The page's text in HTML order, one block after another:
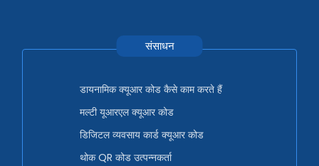
संसाधन
डायनामिक क्यूआर कोड कैसे काम करते हैं
मल्टी यूआरएल क्यूआर कोड
डिजिटल व्यवसाय कार्ड क्यूआर कोड
थोक QR कोड उत्पन्नकर्ता